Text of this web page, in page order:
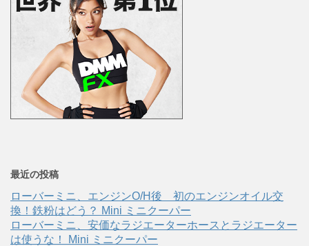
最近の投稿
ローバーミニ、エンジンO/H後 初のエンジンオイル交
換！鉄粉はどう？ Mini ミニクーパー
ローバーミニ、安価なラジエーターホースとラジエーター
は使うな！ Mini ミニクーパー